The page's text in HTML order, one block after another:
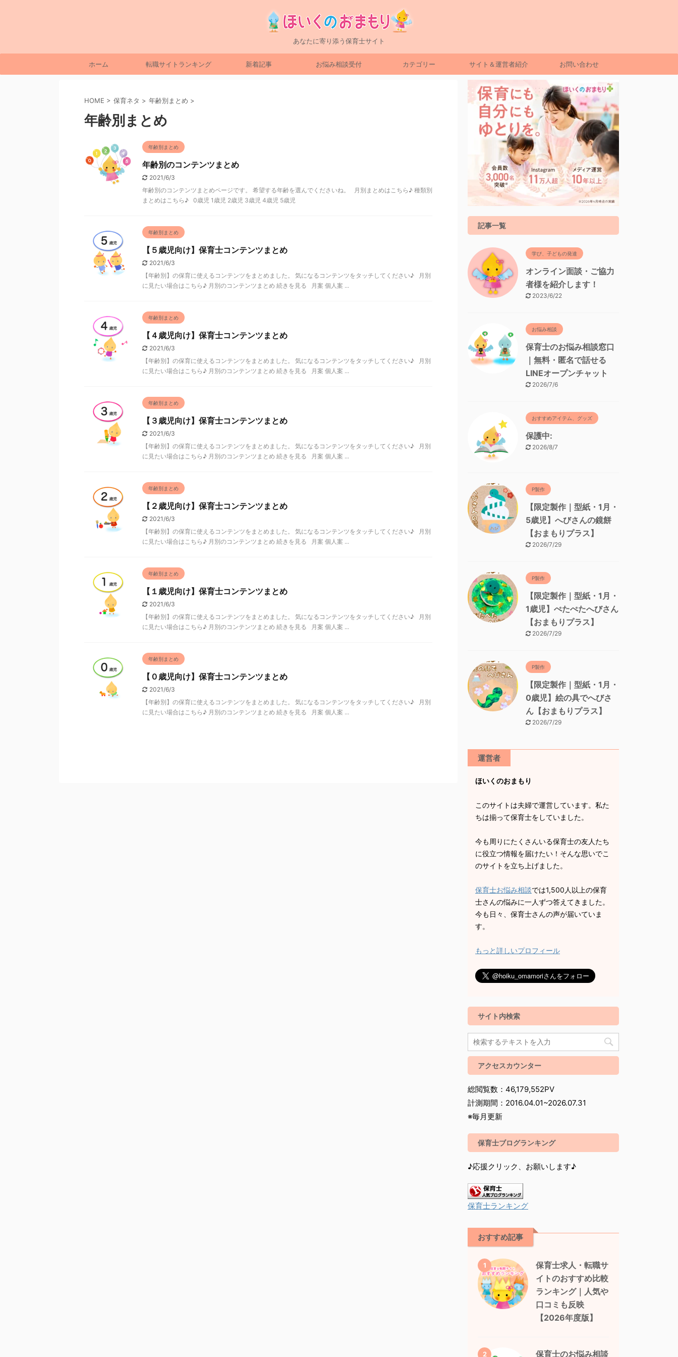
あなたに寄り添う保育士サイト
ホーム 転職サイトランキング 新着記事 お悩み相談受付 カテゴリー サイト＆運営者紹介 お問い合わせ
HOME > 保育ネタ > 年齢別まとめ >
年齢別まとめ
年齢別まとめ
年齢別のコンテンツまとめ
2021/6/3
年齢別のコンテンツまとめページです。 希望する年齢を選んでくださいね。 月別まとめはこちら♪ 種類別
まとめはこちら♪ 0歳児 1歳児 2歳児 3歳児 4歳児 5歳児
年齢別まとめ
【５歳児向け】保育士コンテンツまとめ
2021/6/3
【年齢別】の保育に使えるコンテンツをまとめました。 気になるコンテンツをタッチしてください♪ 月別
に見たい場合はこちら♪ 月別のコンテンツまとめ 続きを見る 月案 個人案 ...
年齢別まとめ
【４歳児向け】保育士コンテンツまとめ
2021/6/3
【年齢別】の保育に使えるコンテンツをまとめました。 気になるコンテンツをタッチしてください♪ 月別
に見たい場合はこちら♪ 月別のコンテンツまとめ 続きを見る 月案 個人案 ...
年齢別まとめ
【３歳児向け】保育士コンテンツまとめ
2021/6/3
【年齢別】の保育に使えるコンテンツをまとめました。 気になるコンテンツをタッチしてください♪ 月別
に見たい場合はこちら♪ 月別のコンテンツまとめ 続きを見る 月案 個人案 ...
年齢別まとめ
【２歳児向け】保育士コンテンツまとめ
2021/6/3
【年齢別】の保育に使えるコンテンツをまとめました。 気になるコンテンツをタッチしてください♪ 月別
に見たい場合はこちら♪ 月別のコンテンツまとめ 続きを見る 月案 個人案 ...
年齢別まとめ
【１歳児向け】保育士コンテンツまとめ
2021/6/3
【年齢別】の保育に使えるコンテンツをまとめました。 気になるコンテンツをタッチしてください♪ 月別
に見たい場合はこちら♪ 月別のコンテンツまとめ 続きを見る 月案 個人案 ...
年齢別まとめ
【０歳児向け】保育士コンテンツまとめ
2021/6/3
【年齢別】の保育に使えるコンテンツをまとめました。 気になるコンテンツをタッチしてください♪ 月別
に見たい場合はこちら♪ 月別のコンテンツまとめ 続きを見る 月案 個人案 ...
記事一覧
学び、子どもの発達
オンライン面談・ご協力
者様を紹介します！
2023/6/22
お悩み相談
保育士のお悩み相談窓口
｜無料・匿名で話せる
LINEオープンチャット
2026/7/6
おすすめアイテム、グッズ
保護中:
2026/8/7
P製作
【限定製作｜型紙・1月・
5歳児】へびさんの鏡餅
【おまもりプラス】
2026/7/29
P製作
【限定製作｜型紙・1月・
1歳児】ぺたぺたへびさん
【おまもりプラス】
2026/7/29
P製作
【限定製作｜型紙・1月・
0歳児】絵の具でへびさ
ん【おまもりプラス】
2026/7/29
運営者
ほいくのおまもり
このサイトは夫婦で運営しています。私た
ちは揃って保育士をしていました。
今も周りにたくさんいる保育士の友人たち
に役立つ情報を届けたい！そんな思いでこ
のサイトを立ち上げました。
保育士お悩み相談では1,500人以上の保育
士さんの悩みに一人ずつ答えてきました。
今も日々、保育士さんの声が届いていま
す。
もっと詳しいプロフィール
サイト内検索
アクセスカウンター
総閲覧数：46,179,552PV
計測期間：2016.04.01~2026.07.31
※毎月更新
保育士ブログランキング
♪応援クリック、お願いします♪
保育士ランキング
おすすめ記事
1
保育士求人・転職サ
イトのおすすめ比較
ランキング｜人気や
口コミも反映
【2026年度版】
2 保育士のお悩み相談